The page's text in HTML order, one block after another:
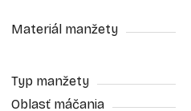
Materiál manžety
Typ manžety
Oblasť máčania